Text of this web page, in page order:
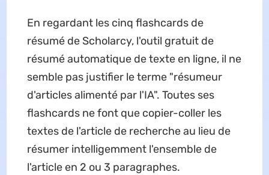
En regardant les cinq flashcards de
résumé de Scholarcy, l'outil gratuit de
résumé automatique de texte en ligne, il ne
semble pas justifier le terme "résumeur
d'articles alimenté par l'IA". Toutes ses
flashcards ne font que copier-coller les
textes de l'article de recherche au lieu de
résumer intelligemment l'ensemble de
l'article en 2 ou 3 paragraphes.